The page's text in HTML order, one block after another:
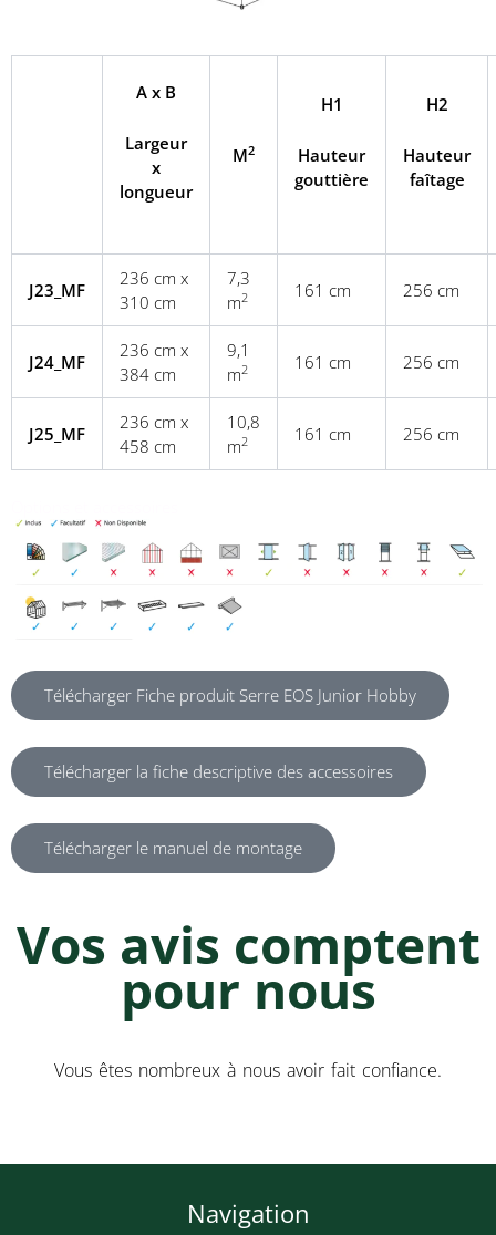
A x B
Largeur
x
longueur
M2
H1
Hauteur
gouttière
H2
Hauteur
faîtage
J23_MF
236 cm x
310 cm
7,3
m2 161 cm 256 cm
J24_MF
236 cm x
384 cm
9,1
m2 161 cm 256 cm
J25_MF
236 cm x
458 cm
10,8
m2 161 cm 256 cm
Télécharger Fiche produit Serre EOS Junior Hobby
Télécharger la fiche descriptive des accessoires
Télécharger le manuel de montage
Vos avis comptent
pour nous​
Vous êtes nombreux à nous avoir fait confiance.
Navigation